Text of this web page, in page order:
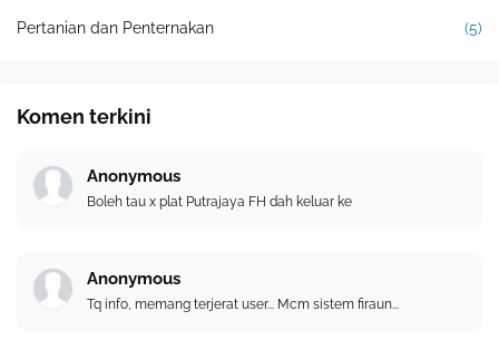
Pertanian dan Penternakan (5)
Komen terkini
Anonymous
Boleh tau x plat Putrajaya FH dah keluar ke
Anonymous
Tq info, memang terjerat user... Mcm sistem firaun...